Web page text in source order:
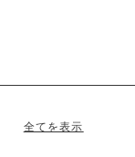
全てを表示